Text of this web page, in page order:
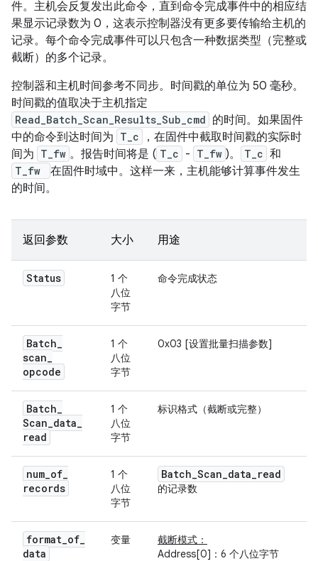
件。主机会反复发出此命令，直到命令完成事件中的相应结
果显示记录数为 0，这表示控制器没有更多要传输给主机的
记录。每个命令完成事件可以只包含一种数据类型（完整或
截断）的多个记录。
控制器和主机时间参考不同步。时间戳的单位为 50 毫秒。
时间戳的值取决于主机指定
Read_Batch_Scan_Results_Sub_cmd 的时间。如果固件
中的命令到达时间为 T_c
，在固件中截取时间戳的实际时
间为 T_fw 。报告时间将是 ( T_c - T_fw )。 T_c 和
T_fw
在固件时域中。这样一来，主机能够计算事件发生
的时间。
返回参数 大小 用途
Status
1 个
八位
字节
命令完成状态
Batch_
scan_
opcode
1 个
八位
字节
0x03 [设置批量扫描参数]
Batch_
Scan_data_
read
1 个
八位
字节
标识格式（截断或完整）
num_of_
records
1 个
八位
字节
Batch_Scan_data_read
的记录数
format_of_
data
变量
截断模式：
Address[0]：6 个八位字节